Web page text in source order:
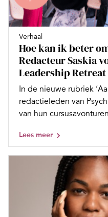
Verhaal
Hoe kan ik beter
Redacteur Saskia
Leadership Retreat
In de nieuwe rubriek
redactieleden van
van hun
Lees meer